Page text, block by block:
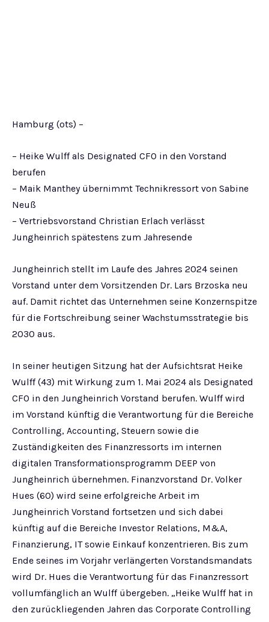
Hamburg (ots) –
– Heike Wulff als Designated CFO in den Vorstand
berufen
– Maik Manthey übernimmt Technikressort von Sabine
Neuß
– Vertriebsvorstand Christian Erlach verlässt
Jungheinrich spätestens zum Jahresende
Jungheinrich stellt im Laufe des Jahres 2024 seinen
Vorstand unter dem Vorsitzenden Dr. Lars Brzoska neu
auf. Damit richtet das Unternehmen seine Konzernspitze
für die Fortschreibung seiner Wachstumsstrategie bis
2030 aus.
In seiner heutigen Sitzung hat der Aufsichtsrat Heike
Wulff (43) mit Wirkung zum 1. Mai 2024 als Designated
CFO in den Jungheinrich Vorstand berufen. Wulff wird
im Vorstand künftig die Verantwortung für die Bereiche
Controlling, Accounting, Steuern sowie die
Zuständigkeiten des Finanzressorts im internen
digitalen Transformationsprogramm DEEP von
Jungheinrich übernehmen. Finanzvorstand Dr. Volker
Hues (60) wird seine erfolgreiche Arbeit im
Jungheinrich Vorstand fortsetzen und sich dabei
künftig auf die Bereiche Investor Relations, M&A,
Finanzierung, IT sowie Einkauf konzentrieren. Bis zum
Ende seines im Vorjahr verlängerten Vorstandsmandats
wird Dr. Hues die Verantwortung für das Finanzressort
vollumfänglich an Wulff übergeben. „Heike Wulff hat in
den zurückliegenden Jahren das Corporate Controlling